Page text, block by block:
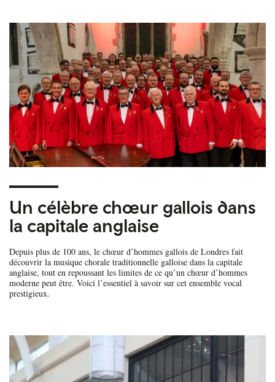
Un célèbre chœur gallois dans
la capitale anglaise
Depuis plus de 100 ans, le chœur d’hommes gallois de Londres fait
découvrir la musique chorale traditionnelle galloise dans la capitale
anglaise, tout en repoussant les limites de ce qu’un chœur d’hommes
moderne peut être. Voici l’essentiel à savoir sur cet ensemble vocal
prestigieux.